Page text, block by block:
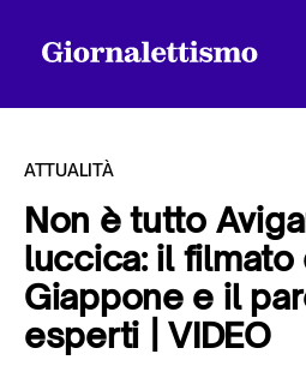
Tutti gli articoli
Chi siamo
ATTUALITÀ
Non è tutto
luccica: il filmato
Giappone e il
esperti | VIDEO